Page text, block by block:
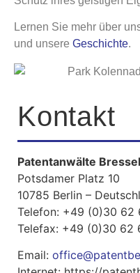
Lernen Sie mehr über
und unsere Geschichte.
Kontakt
Patentanwälte
Potsdamer Platz 10
10785 Berlin –
Telefon: +49 (0)30 62
Telefax: +49 (0)30 62
Email: